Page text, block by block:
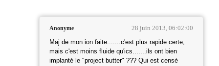
Anonyme 28 juin 2013, 06:02:00
Maj de mon ion faite.......c'est plus rapide certe,
mais c'est moins fluide qu'ics.......ils ont bien
implanté le "project butter" ??? Qui est censé